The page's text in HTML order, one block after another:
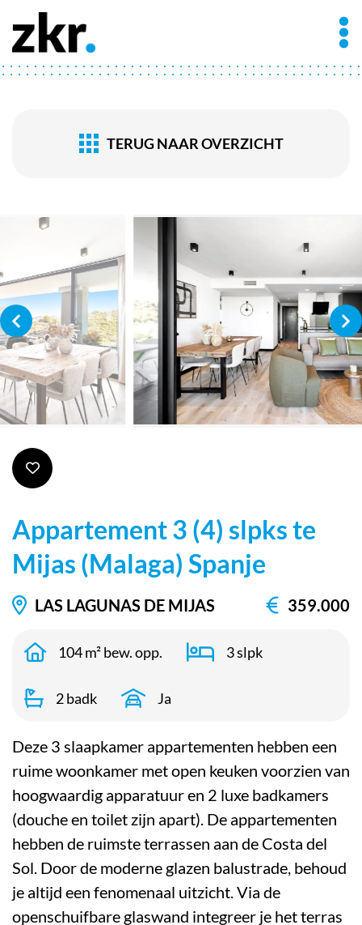
TERUG NAAR OVERZICHT
Appartement 3 (4) slpks te
Mijas (Malaga) Spanje
LAS LAGUNAS DE MIJAS 359.000
104 m² bew. opp. 3 slpk
2 badk Ja
Deze 3 slaapkamer appartementen hebben een
ruime woonkamer met open keuken voorzien van
hoogwaardig apparatuur en 2 luxe badkamers
(douche en toilet zijn apart). De appartementen
hebben de ruimste terrassen aan de Costa del
Sol. Door de moderne glazen balustrade, behoud
je altijd een fenomenaal uitzicht. Via de
openschuifbare glaswand integreer je het terras